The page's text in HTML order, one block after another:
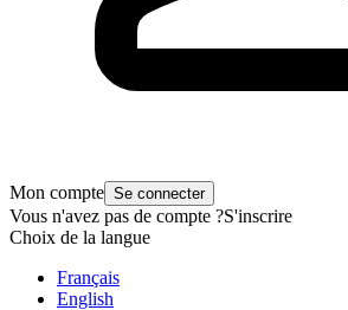
Mon compte Se connecter
Vous n'avez pas de compte ?S'inscrire
Choix de la langue
Français
English